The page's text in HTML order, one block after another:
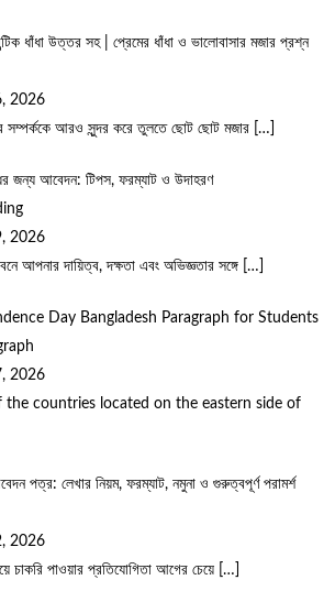
ধাঁধা উত্তর সহ | প্রেমের ধাঁধা ও ভালোবাসার মজার প্রশ্ন
2026
সম্পর্ককে আরও সুন্দর করে তুলতে ছোট ছোট মজার […]
জন্য আবেদন: টিপস, ফরম্যাট ও উদাহরণ
2026
আপনার দায়িত্ব, দক্ষতা এবং অভিজ্ঞতার সঙ্গে […]
Day Bangladesh Paragraph for Students
2026
the countries located on the eastern side of
পত্র: লেখার নিয়ম, ফরম্যাট, নমুনা ও গুরুত্বপূর্ণ পরামর্শ
2026
চাকরি পাওয়ার প্রতিযোগিতা আগের চেয়ে […]